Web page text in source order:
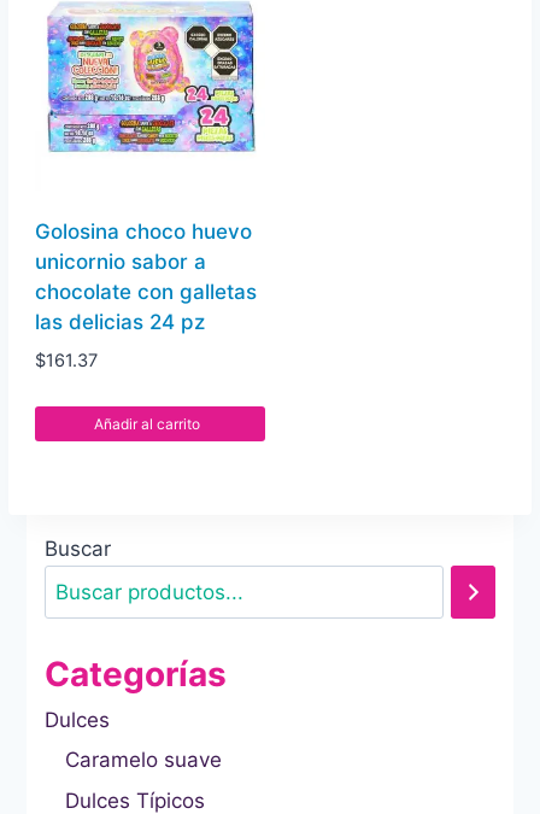
Golosina choco huevo
unicornio sabor a
chocolate con galletas
las delicias 24 pz
$161.37
Añadir al carrito
Buscar
Categorías
Dulces
Caramelo suave
Dulces Típicos